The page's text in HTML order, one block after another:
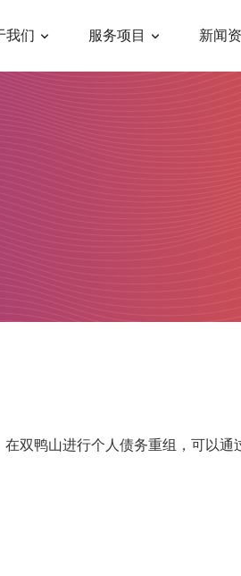
我们 服务项目 新闻
双鸭山进行个人债务重组，可以通